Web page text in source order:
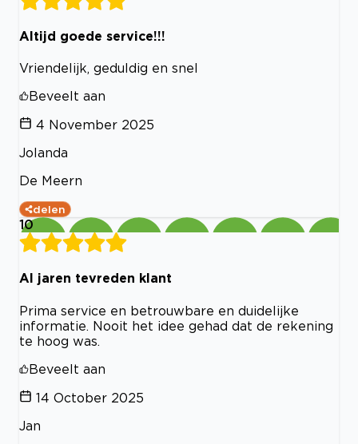
Altijd goede service!!!
Vriendelijk, geduldig en snel
Beveelt aan
4 November 2025
Jolanda
De Meern
delen
10
Al jaren tevreden klant
Prima service en betrouwbare en duidelijke
informatie. Nooit het idee gehad dat de rekening
te hoog was.
Beveelt aan
14 October 2025
Jan